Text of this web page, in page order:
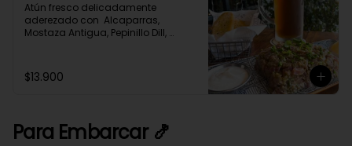
Atún fresco delicadamente
aderezado con  Alcaparras,
Mostaza Antigua, Pepinillo Dill,
Madre.
$13.900
Para Embarcar 🍤